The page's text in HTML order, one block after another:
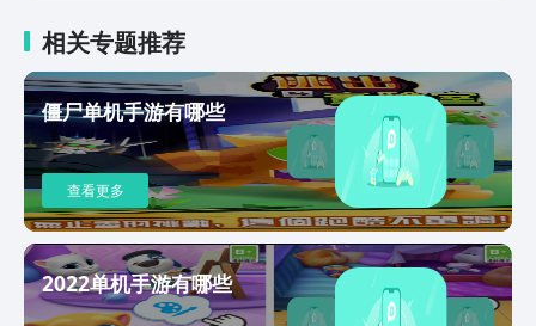
相关专题推荐
僵尸单机手游有哪些
查看更多
2022单机手游有哪些